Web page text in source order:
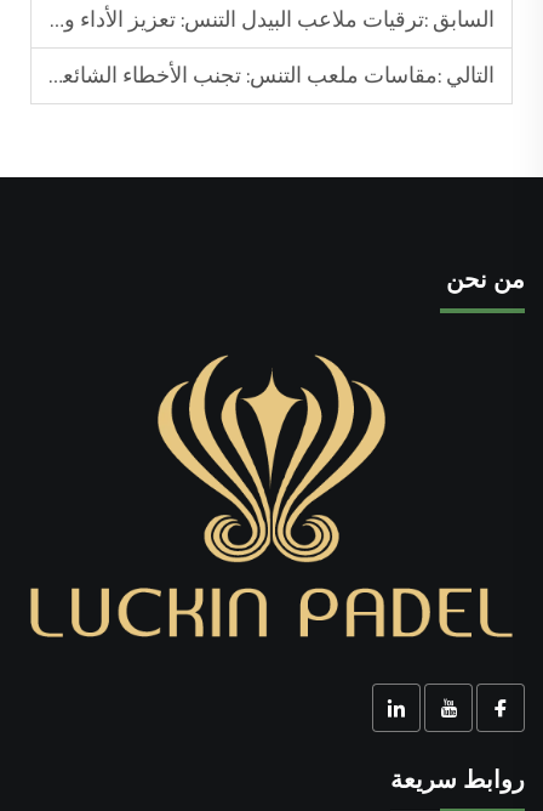
السابق :ترقيات ملاعب البيدل التنس: تعزيز الأداء والسلامة
التالي :مقاسات ملعب التنس: تجنب الأخطاء الشائعة في مسح الموقع
من نحن
روابط سريعة